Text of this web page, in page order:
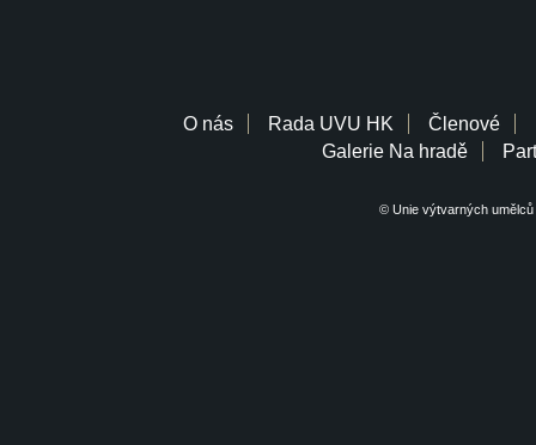
O nás Rada UVU HK Členové
Galerie Na hradě
© Unie výtvarných